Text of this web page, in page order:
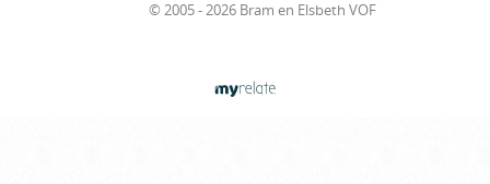
© 2005 - 2026 Bram en Elsbeth VOF